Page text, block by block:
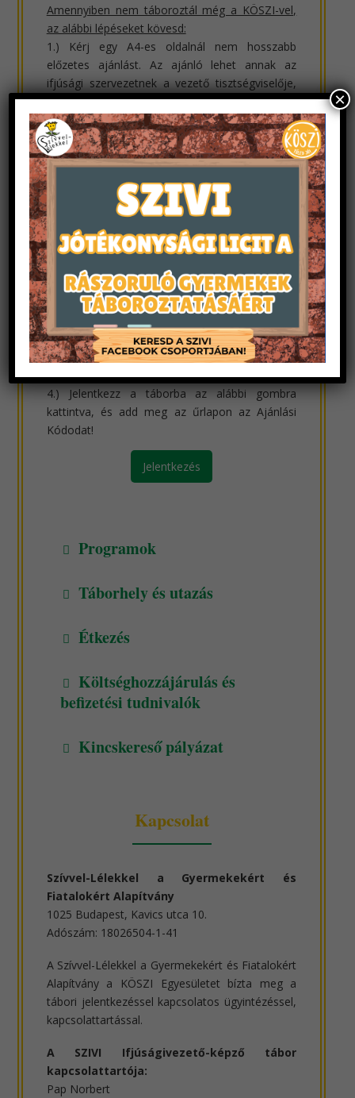
Amennyiben nem táboroztál még a KÖSZI-vel,
az alábbi lépéseket kövesd:
1.) Kérj egy A4-es oldalnál nem hosszabb
előzetes ajánlást. Az ajánló lehet annak az
ifjúsági szervezetnek a vezető tisztségviselője,
ahol táborozni szoktál, vagy ha ilyen nincs,
akkor lehet az osztályfőnököd, igazgatód. Az
ajánlásban szerepeljen az ajánló email címe és
telefonszáma, a szervezet neve és pecsétje,
valamint, hogy miért tart alkalmasnak a SZIVI
Ifjúságivezető-képző táborban való részvételre.
2.) Küldd el előzetes ajánlásodat Pap
Norbertnek (+36 30 560 6780,
a SZIVI Ifjúságivezető-képző tábor
kapcsolattartójának, és jelezd neki, hogy
szeretnél a táborban részt venni.
3.) A SZIVI képzésvezetői megvitatják
jelentkezésedet, és amennyiben támogatják azt,
Pap Norbert egy Ajánlási Kódot küld számodra.
Amennyiben nem támogatják jelentkezésedet a
táborba, akkor is kapsz értesítést.
4.) Jelentkezz a táborba az alábbi gombra
kattintva, és add meg az űrlapon az Ajánlási
Kódodat!
Jelentkezés
Programok
Táborhely és utazás
Étkezés
Költséghozzájárulás és
befizetési tudnivalók
Kincskereső pályázat
Kapcsolat
Szívvel-Lélekkel a Gyermekekért és
Fiatalokért Alapítvány
1025 Budapest, Kavics utca 10.
Adószám: 18026504-1-41
A Szívvel-Lélekkel a Gyermekekért és Fiatalokért
Alapítvány a KÖSZI Egyesületet bízta meg a
tábori jelentkezéssel kapcsolatos ügyintézéssel,
kapcsolattartással.
A SZIVI Ifjúságivezető-képző tábor
kapcsolattartója:
Pap Norbert
×